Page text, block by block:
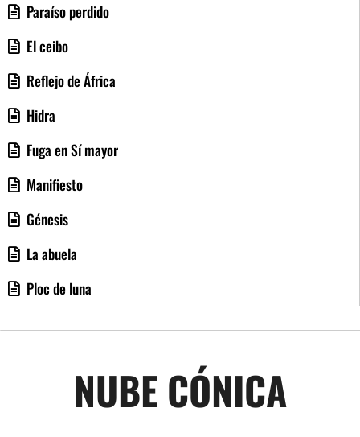
Paraíso perdido
El ceibo
Reflejo de África
Hidra
Fuga en Sí mayor
Manifiesto
Génesis
La abuela
Ploc de luna
NUBE CÓNICA